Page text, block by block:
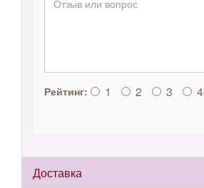
Рейтинг: 1 2 3 4
Доставка